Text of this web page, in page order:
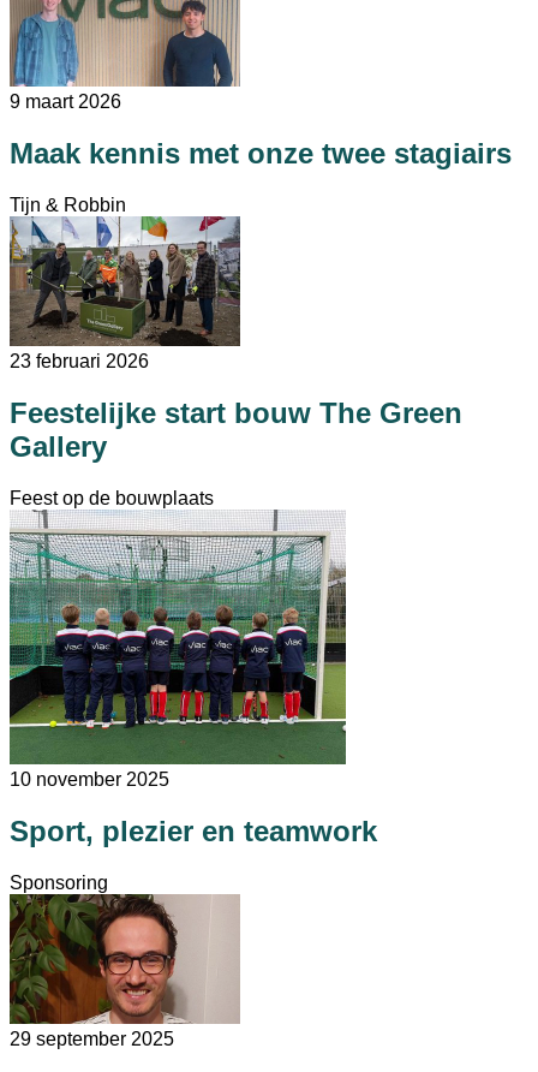
9 maart 2026
Maak kennis met onze twee stagiairs
Tijn & Robbin
23 februari 2026
Feestelijke start bouw The Green
Gallery
Feest op de bouwplaats
10 november 2025
Sport, plezier en teamwork
Sponsoring
29 september 2025